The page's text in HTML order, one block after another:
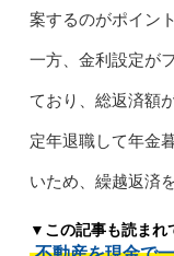
案するのがポイン
一方、金利設定が
ており、総返済額
定年退職して年金
いため、繰越返済
▼この記事も読まれ